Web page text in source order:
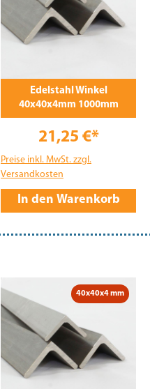
Edelstahl Winkel
40x40x4mm 1000mm
21,25 €*
Preise inkl. MwSt. zzgl.
Versandkosten
In den Warenkorb
40x40x4 mm